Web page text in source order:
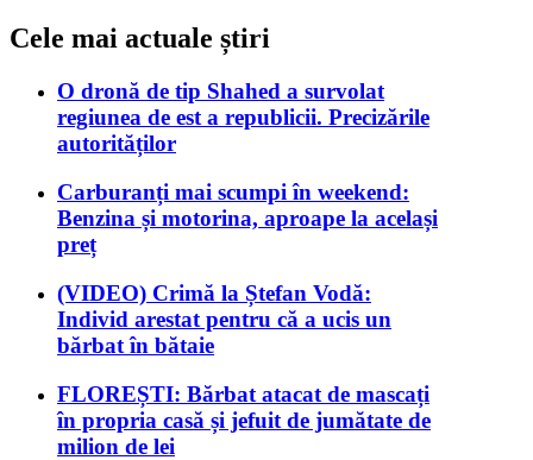
Cele mai actuale știri
O dronă de tip Shahed a survolat
regiunea de est a republicii. Precizările
autorităților
Carburanți mai scumpi în weekend:
Benzina și motorina, aproape la același
preț
(VIDEO) Crimă la Ștefan Vodă:
Individ arestat pentru că a ucis un
bărbat în bătaie
FLOREȘTI: Bărbat atacat de mascați
în propria casă și jefuit de jumătate de
milion de lei